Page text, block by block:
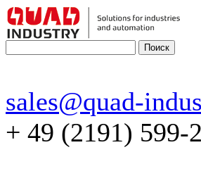
sales@quad-
+ 49 (2191) 599-